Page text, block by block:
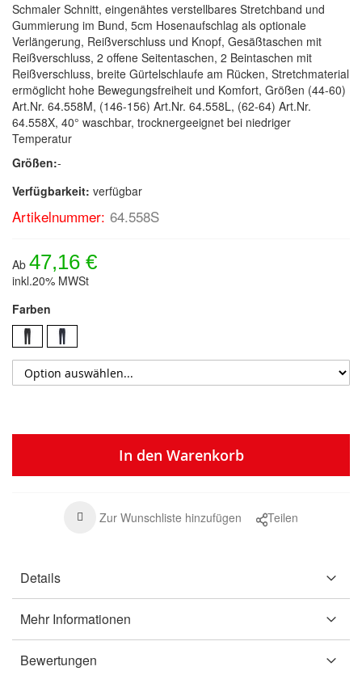
Schmaler Schnitt, eingenähtes verstellbares Stretchband und
Gummierung im Bund, 5cm Hosenaufschlag als optionale
Verlängerung, Reißverschluss und Knopf, Gesäßtaschen mit
Reißverschluss, 2 offene Seitentaschen, 2 Beintaschen mit
Reißverschluss, breite Gürtelschlaufe am Rücken, Stretchmaterial
ermöglicht hohe Bewegungsfreiheit und Komfort, Größen (44-60)
Art.Nr. 64.558M, (146-156) Art.Nr. 64.558L, (62-64) Art.Nr.
64.558X, 40° waschbar, trocknergeeignet bei niedriger
Temperatur
Größen:-
Verfügbarkeit: verfügbar
Artikelnummer: 64.558S
Ab 47,16 €
inkl.20% MWSt
Farben
In den Warenkorb
Zur Wunschliste hinzufügen Teilen
Details
Mehr Informationen
Bewertungen